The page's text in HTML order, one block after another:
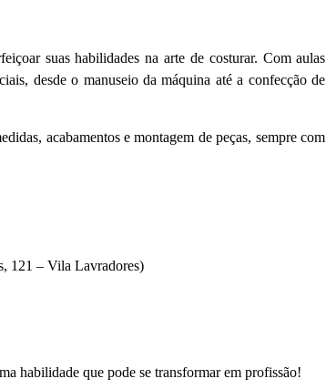
suas habilidades na arte de costurar. Com aulas
desde o manuseio da máquina até a confecção de
acabamentos e montagem de peças, sempre com
121 – Vila Lavradores)
habilidade que pode se transformar em profissão!